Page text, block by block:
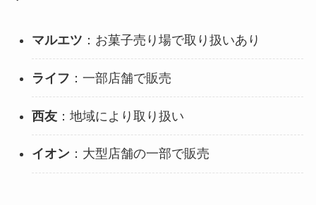
マルエツ ：お菓子売り場で取り扱いあり
ライフ ：一部店舗で販売
西友：地域により取り扱い
イオン：大型店舗の一部で販売